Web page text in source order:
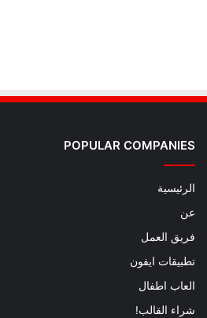
POPULAR COMPANIES
الرئيسية
عن
فريق العمل
تطبيقات ايفون
العاب اطفال
شراء القالب!